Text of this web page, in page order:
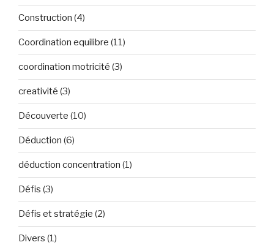
Construction (4)
Coordination equilibre (11)
coordination motricité (3)
creativité (3)
Découverte (10)
Déduction (6)
déduction concentration (1)
Défis (3)
Défis et stratégie (2)
Divers (1)